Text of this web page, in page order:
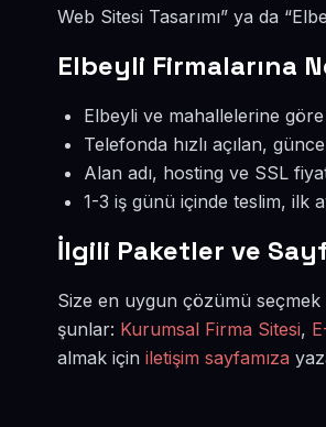
Web Sitesi Tasarımı” ya da
Elbeyli Firmalarına
Elbeyli ve mahallelerine
Telefonda hızlı açılan,
Alan adı, hosting ve SSL
1-3 iş günü içinde teslim, ilk
İlgili Paketler ve
Size en uygun çözümü seçmek
şunlar: Kurumsal Firma Sitesi,
almak için iletişim sayfamıza